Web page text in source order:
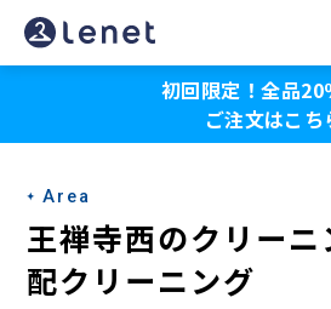
王
禅
西
の
宅
配
初回限定！全品20
ご注文はこち
Area
王禅寺西のクリーニ
配クリーニング